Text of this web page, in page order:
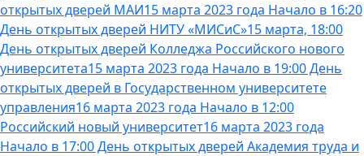
открытых дверей МАИ15 марта 2023 года Начало в 16:20
День открытых дверей НИТУ «МИСиС»15 марта, 18:00
День открытых дверей Колледжа Российского нового
университета15 марта 2023 года Начало в 19:00 День
открытых дверей в Государственном университете
управления16 марта 2023 года Начало в 12:00
Российский новый университет16 марта 2023 года
Начало в 17:00 День открытых дверей Академия труда и